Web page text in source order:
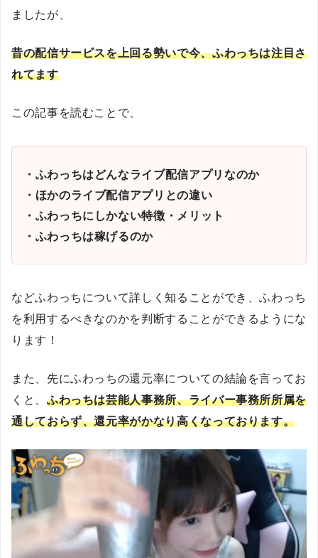
ましたが、
昔の配信サービスを上回る勢いで今、ふわっちは注目さ
れてます
この記事を読むことで、
・ふわっちはどんなライブ配信アプリなのか
・ほかのライブ配信アプリとの違い
・ふわっちにしかない特徴・メリット
・ふわっちは稼げるのか
などふわっちについて詳しく知ることができ、ふわっち
を利用するべきなのかを判断することができるようにな
ります！
また、先にふわっちの還元率についての結論を言ってお
くと、 ふわっちは芸能人事務所、ライバー事務所所属を
通しておらず、還元率がかなり高くなっております。